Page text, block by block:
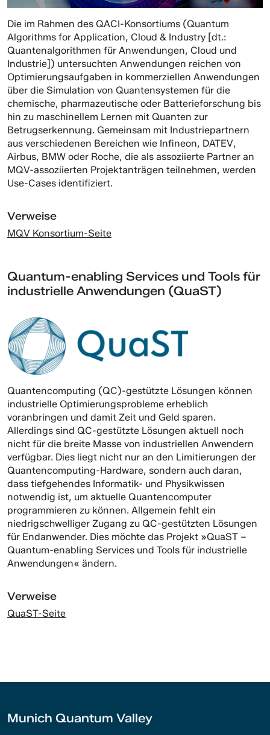
Die im Rahmen des QACI-Konsortiums (Quantum
Algorithms for Application, Cloud & Industry [dt.:
Quantenalgorithmen für Anwendungen, Cloud und
Industrie]) untersuchten Anwendungen reichen von
Optimierungsaufgaben in kommerziellen Anwendungen
über die Simulation von Quantensystemen für die
chemische, pharmazeutische oder Batterieforschung bis
hin zu maschinellem Lernen mit Quanten zur
Betrugserkennung. Gemeinsam mit Industriepartnern
aus verschiedenen Bereichen wie Infineon, DATEV,
Airbus, BMW oder Roche, die als assoziierte Partner an
MQV-assoziierten Projektanträgen teilnehmen, werden
Use-Cases identifiziert.
Verweise
MQV Konsortium-Seite
Quantum-enabling Services und Tools für
industrielle Anwendungen (QuaST)
Quantencomputing (QC)-gestützte Lösungen können
industrielle Optimierungsprobleme erheblich
voranbringen und damit Zeit und Geld sparen.
Allerdings sind QC-gestützte Lösungen aktuell noch
nicht für die breite Masse von industriellen Anwendern
verfügbar. Dies liegt nicht nur an den Limitierungen der
Quantencomputing-Hardware, sondern auch daran,
dass tiefgehendes Informatik- und Physikwissen
notwendig ist, um aktuelle Quantencomputer
programmieren zu können. Allgemein fehlt ein
niedrigschwelliger Zugang zu QC-gestützten Lösungen
für Endanwender. Dies möchte das Projekt »QuaST –
Quantum-enabling Services und Tools für industrielle
Anwendungen« ändern.
Verweise
QuaST-Seite
Munich Quantum Valley